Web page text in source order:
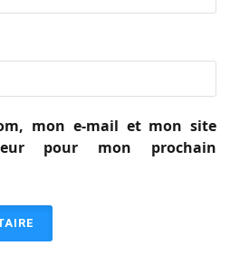
mon e-mail et mon site
pour mon prochain